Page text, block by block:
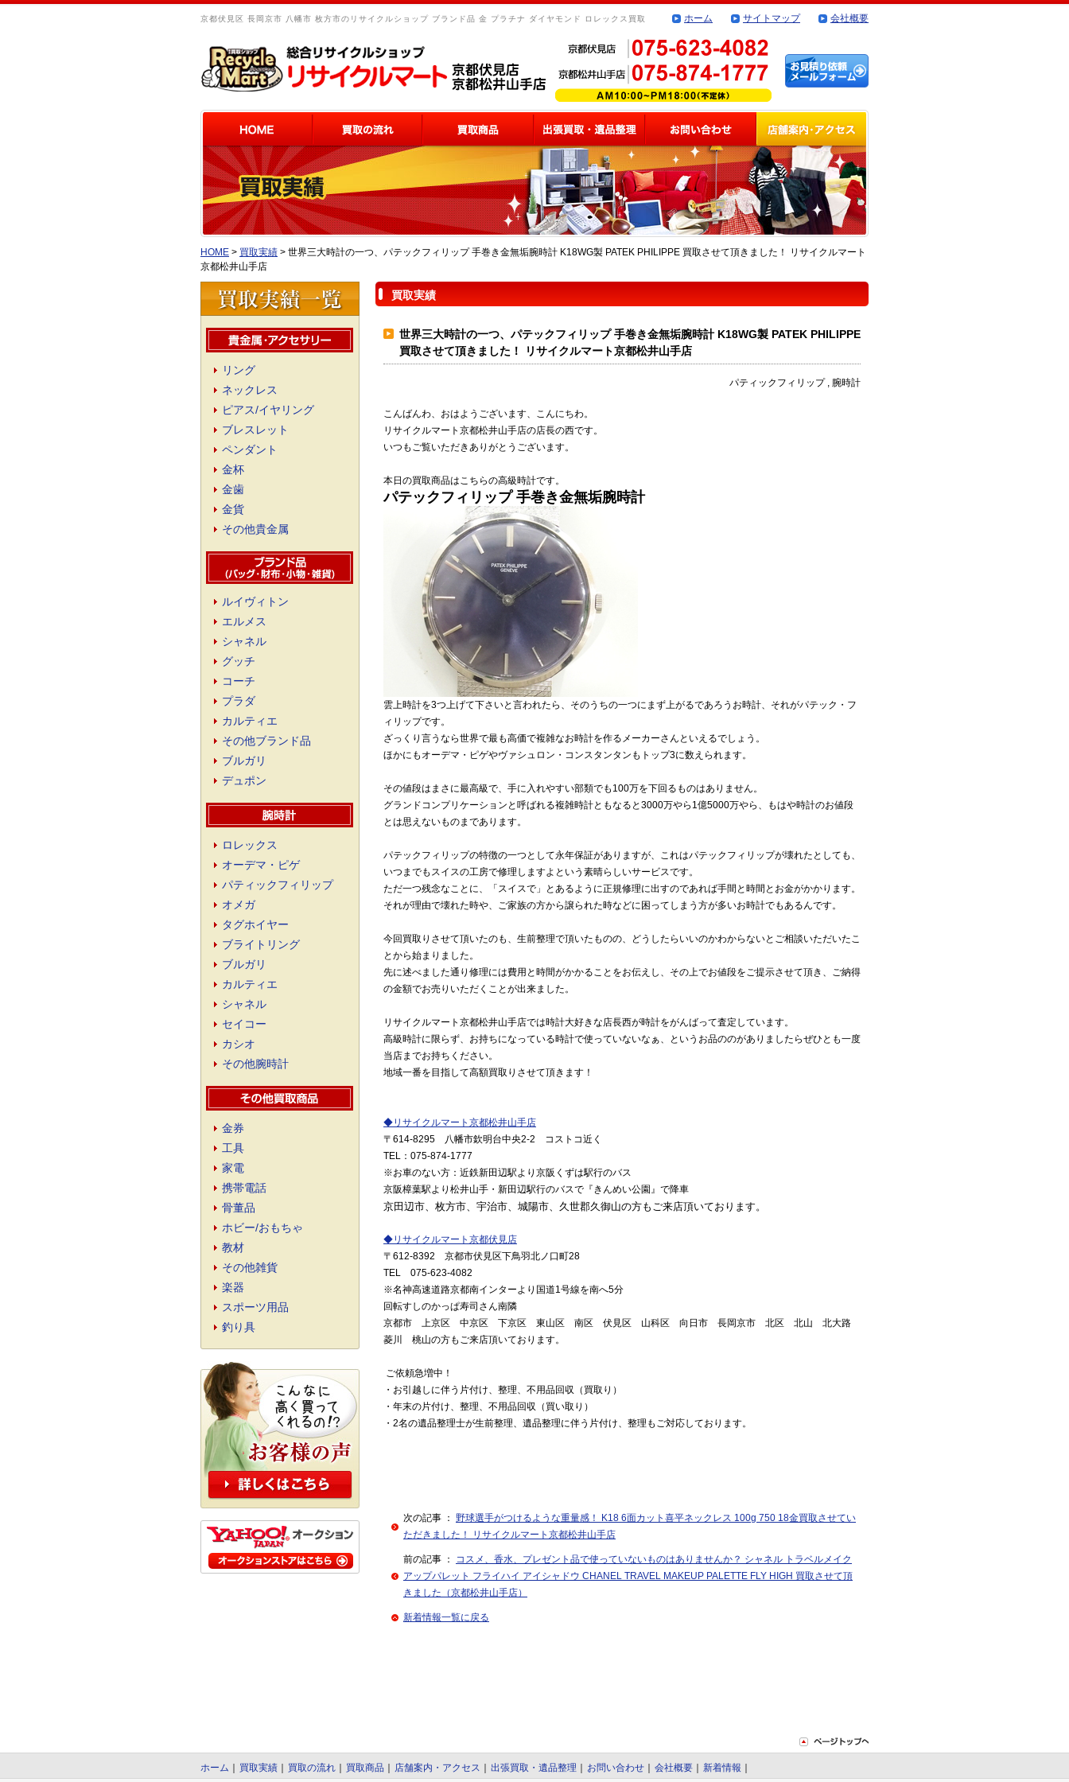
京都伏見区 長岡京市 八幡市 枚方市のリサイクルショップ ブランド品 金 プラチナ ダイヤモンド ロレックス買取 ホーム サイトマップ 会社概要
HOME > 買取実績 > 世界三大時計の一つ、パテックフィリップ 手巻き金無垢腕時計 K18WG製 PATEK PHILIPPE 買取させて頂きました！ リサイクルマート
京都松井山手店
買取実績
世界三大時計の一つ、パテックフィリップ 手巻き金無垢腕時計 K18WG製 PATEK PHILIPPE
買取させて頂きました！ リサイクルマート京都松井山手店
パティックフィリップ , 腕時計
こんばんわ、 おはようございます、 こんにちわ。
リサイクルマート京都松井山手店の店長の西です。
いつもご覧いただきありがとうございます。
本日の買取商品はこちらの高級時計です。
パテックフィリップ 手巻き金無垢腕時計
雲上時計を3つ上げて下さいと言われたら、そのうちの一つにまず上がるであろうお時計、それがパテック・フ
ィリップです。
ざっくり言うなら世界で最も高価で複雑なお時計を作るメーカーさんといえるでしょう。
ほかにもオーデマ・ピゲやヴァシュロン・コンスタンタンもトップ3に数えられます。
その値段はまさに最高級で、手に入れやすい部類でも100万を下回るものはありません。
グランドコンプリケーションと呼ばれる複雑時計ともなると3000万やら1億5000万やら、もはや時計のお値段
とは思えないものまであります。
パテックフィリップの特徴の一つとして永年保証がありますが、これはパテックフィリップが壊れたとしても、
いつまでもスイスの工房で修理しますよという素晴らしいサービスです。
ただ一つ残念なことに、「スイスで」とあるように正規修理に出すのであれば手間と時間とお金がかかります。
それが理由で壊れた時や、ご家族の方から譲られた時などに困ってしまう方が多いお時計でもあるんです。
今回買取りさせて頂いたのも、生前整理で頂いたものの、どうしたらいいのかわからないとご相談いただいたこ
とから始まりました。
先に述べました通り修理には費用と時間がかかることをお伝えし、その上でお値段をご提示させて頂き、ご納得
の金額でお売りいただくことが出来ました。
リサイクルマート京都松井山手店では時計大好きな店長西が時計をがんばって査定しています。
高級時計に限らず、お持ちになっている時計で使っていないなぁ、というお品ののがありましたらぜひとも一度
当店までお持ちください。
地域一番を目指して高額買取りさせて頂きます！
◆リサイクルマート京都松井山手店
〒 614-8295 八幡市欽明台中央2-2 コストコ近く
TEL ： 075-874-1777
※お車のない方：近鉄新田辺駅より京阪くずは駅行のバス
京阪樟葉駅より松井山手・新田辺駅行のバスで『きんめい公園』で降車
京田辺市、枚方市、宇治市、城陽市、久世郡久御山の方もご来店頂いております。
◆リサイクルマート京都伏見店
〒 612-8392 京都市伏見区下鳥羽北ノ口町28
TEL
075-623-4082
※名神高速道路京都南インターより国道1号線を南へ5分
回転すしのかっぱ寿司さん南隣
京都市 上京区 中京区 下京区 東山区 南区 伏見区 山科区 向日市 長岡京市 北区 北山 北大路
菱川 桃山の方もご来店頂いております。
ご依頼急増中！
・お引越しに伴う片付け、整理、不用品回収（買取り）
・年末の片付け、整理、不用品回収（買い取り）
・2名の遺品整理士が生前整理、遺品整理に伴う片付け、整理もご対応しております。
次の記事 ： 野球選手がつけるような重量感！ K18 6面カット喜平ネックレス 100g 750 18金買取させてい
ただきました！ リサイクルマート京都松井山手店
前の記事 ： コスメ、香水、プレゼント品で使っていないものはありませんか？ シャネル トラベルメイク
アップパレット フライハイ アイシャドウ CHANEL TRAVEL MAKEUP PALETTE FLY HIGH 買取させて頂
きました（京都松井山手店）
新着情報一覧に戻る
リング
ネックレス
ピアス/イヤリング
ブレスレット
ペンダント
金杯
金歯
金貨
その他貴金属
ルイヴィトン
エルメス
シャネル
グッチ
コーチ
プラダ
カルティエ
その他ブランド品
ブルガリ
デュポン
ロレックス
オーデマ・ピゲ
パティックフィリップ
オメガ
タグホイヤー
ブライトリング
ブルガリ
カルティエ
シャネル
セイコー
カシオ
その他腕時計
金券
工具
家電
携帯電話
骨董品
ホビー/おもちゃ
教材
その他雑貨
楽器
スポーツ用品
釣り具
ホーム 買取実績 買取の流れ 買取商品 店舗案内・アクセス 出張買取・遺品整理 お問い合わせ 会社概要 新着情報